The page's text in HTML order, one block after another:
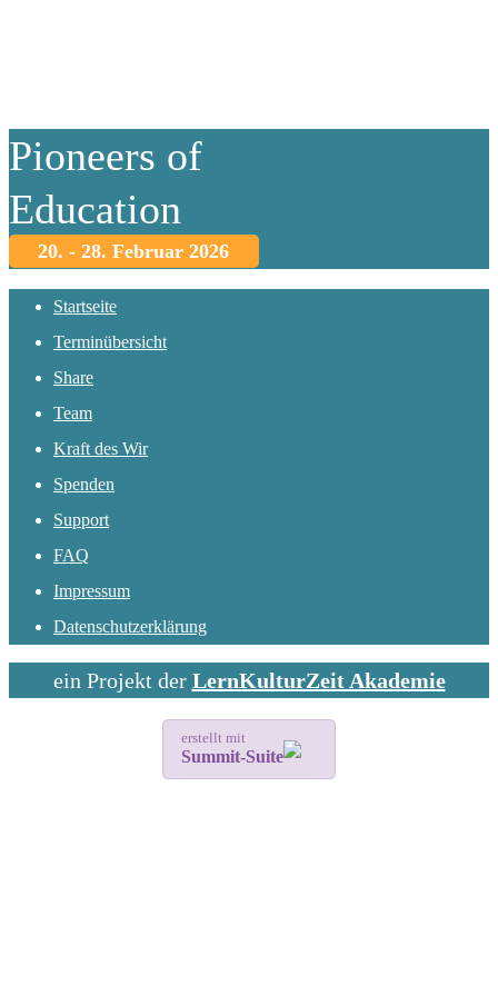
Pioneers of
Education
20. - 28. Februar 2026
Startseite
Terminübersicht
Share
Team
Kraft des Wir
Spenden
Support
FAQ
Impressum
Datenschutzerklärung
ein Projekt der LernKulturZeit Akademie
erstellt mit
Summit-Suite